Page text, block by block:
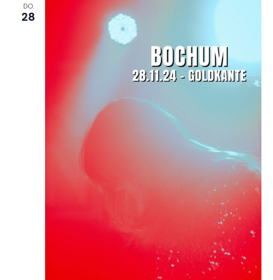
DO.
28